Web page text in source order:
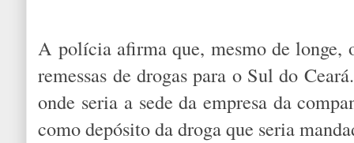
A polícia afirma que, mesmo de longe,
remessas de drogas para o Sul do
onde seria a sede da empresa da
como depósito da droga que seria